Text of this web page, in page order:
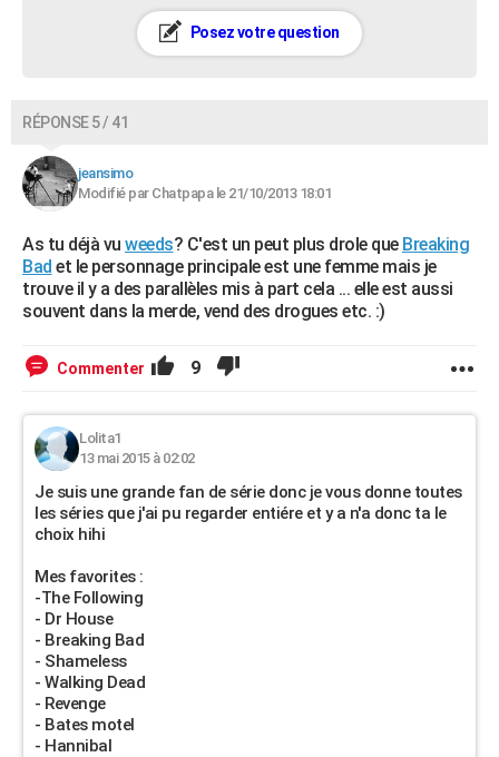
Posez votre question
RÉPONSE 5 / 41
jeansimo
Modifié par Chatpapa le 21/10/2013 18:01
As tu déjà vu weeds? C'est un peut plus drole que Breaking
Bad et le personnage principale est une femme mais je
trouve il y a des parallèles mis à part cela ... elle est aussi
souvent dans la merde, vend des drogues etc. :)
Commenter 9
Lolita1
13 mai 2015 à 02:02
Je suis une grande fan de série donc je vous donne toutes
les séries que j'ai pu regarder entiére et y a n'a donc ta le
choix hihi
Mes favorites :
-The Following
- Dr House
- Breaking Bad
- Shameless
- Walking Dead
- Revenge
- Bates motel
- Hannibal